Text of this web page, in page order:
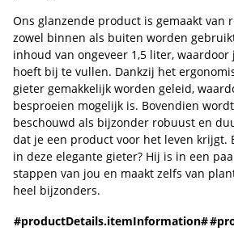
Ons glanzende product is gemaakt van
zowel binnen als buiten worden
inhoud van ongeveer 1,5 liter,
hoeft bij te vullen. Dankzij het
gieter gemakkelijk worden geleid,
besproeien mogelijk is. Bovendien
beschouwd als bijzonder robuust en
dat je een product voor het leven krijgt.
in deze elegante gieter? Hij is in een
stappen van jou en maakt zelfs van
heel bijzonders.
#productDetails.itemInformation#